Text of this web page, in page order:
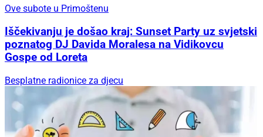
Ove subote u Primoštenu
Iščekivanju je došao kraj: Sunset Party uz svjetski
poznatog DJ Davida Moralesa na Vidikovcu
Gospe od Loreta
Besplatne radionice za djecu